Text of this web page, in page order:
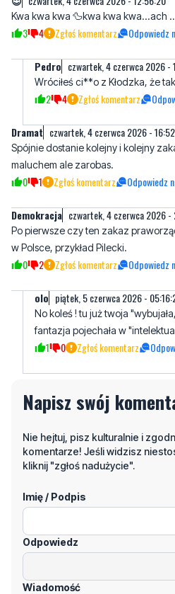
Kwa kwa kwa 🦆kwa kwa kwa...ach
3 4 Zgłoś komentarz Odpowiedz
Pedro czwartek, 4 czerwca 2026 -
Wróciłeś ci**o z Kłodzka, że
2 4 Zgłoś komentarz
Dramat czwartek, 4 czerwca 2026 -
Spójnie dostanie kolejny i kolejny
maluchem ale zarobas.
0 1 Zgłoś komentarz Odpowiedz
Demokracja czwartek, 4 czerwca 2026 -
Po pierwsze czy ten zakaz
w Polsce, przykład Pilecki.
0 2 Zgłoś komentarz Odpowiedz
olo piątek, 5 czerwca 2026 -
No koleś ! tu już twoja
fantazja pojechała w
1 0 Zgłoś komentarz
Napisz swój
Nie hejtuj, pisz kulturalnie i
komentarze! Jeśli widzisz
kliknij "zgłoś nadużycie".
Imię / Podpis
Odpowiedz
Wiadomość